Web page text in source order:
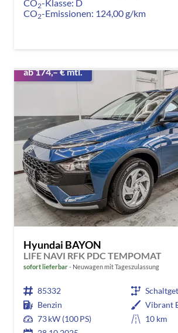
CO2-Klasse: D
CO2-Emissionen: 124,00 g/km
ab 174,– € mtl.
Hyundai BAYON
LIFE NAVI RFK PDC TEMPOMAT
sofort lieferbar Neuwagen mit Tageszulassung
85332
Benzin
Vibrant
73 kW (100 PS)
10 km